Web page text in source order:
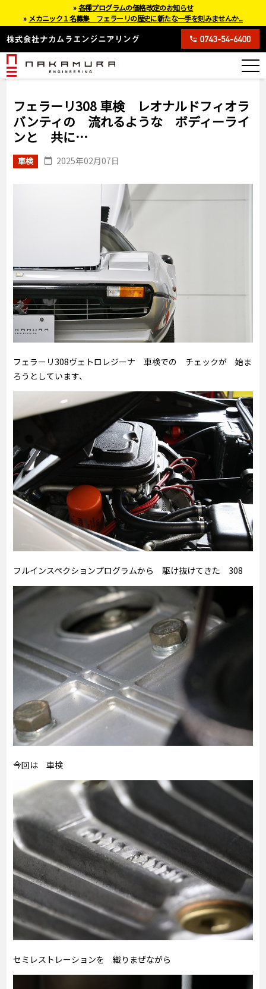
フェラーリ308 車検 レオナルドフィオラ
バンティの 流れるような ボディーライ
ンと 共に…
車検 2025年02月07日
フェラーリ308ヴェトロレジーナ 車検での チェックが 始ま
ろうとしています、
フルインスペクションプログラムから 駆け抜けてきた 308
今回は 車検
セミレストレーションを 織りまぜながら
»各種プログラムの価格改定のお知らせ
» メカニック１名募集 フェラーリの歴史に新たな一手を刻みませんか...